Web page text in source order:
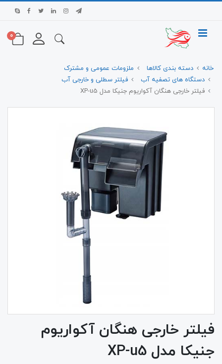
0
خانه دسته بندی کالاها
ملزومات عمومی و مشترک
دستگاه های تصفیه آب
فیلتر سطلی و خارجی آب
فیلتر خارجی هنگان آکواریوم جنیکا مدل XP-u5
فیلتر خارجی هنگان آکواریوم
جنیکا مدل XP-u5